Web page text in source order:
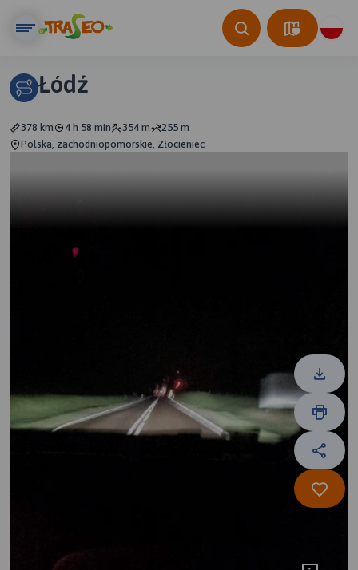
Łódź
378 km 4 h 58 min 354 m
255 m
Polska, zachodniopomorskie, Złocieniec